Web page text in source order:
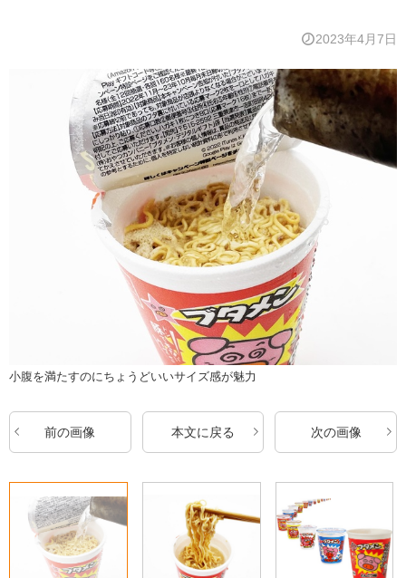
2023年4月7日
小腹を満たすのにちょうどいいサイズ感が魅力
前の画像 本文に戻る 次の画像